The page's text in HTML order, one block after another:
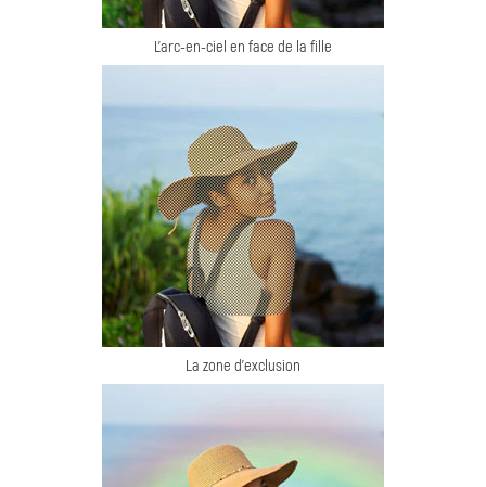
L'arc-en-ciel en face de la fille
La zone d'exclusion